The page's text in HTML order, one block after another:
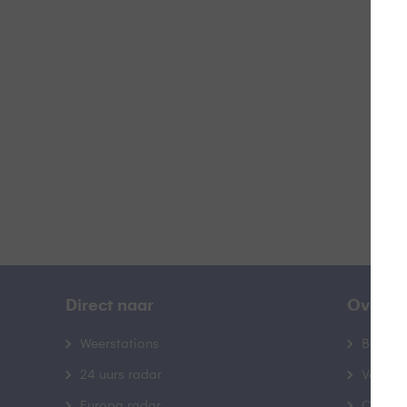
Direct naar
Weerstations
24 uurs radar
Over